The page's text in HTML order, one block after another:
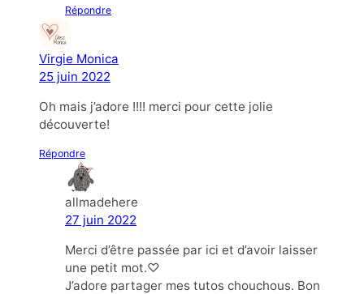
Répondre
Virgie Monica
25 juin 2022
Oh mais j’adore !!!! merci pour cette jolie
découverte!
Répondre
allmadehere
27 juin 2022
Merci d’être passée par ici et d’avoir laisser
une petit mot.♡
J’adore partager mes tutos chouchous. Bon